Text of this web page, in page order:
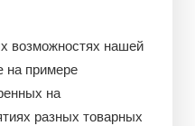
возможностях нашей
на примере
на
разных товарных